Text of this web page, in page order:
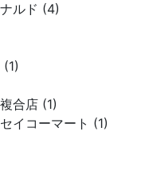
ルド (4)
合店 (1)
イコーマート (1)